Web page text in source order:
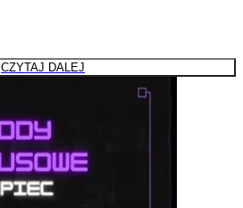
CZYTAJ DALEJ